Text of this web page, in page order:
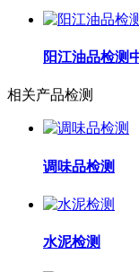
阳江油品检测
相关产品检测
调味品检测
水泥检测